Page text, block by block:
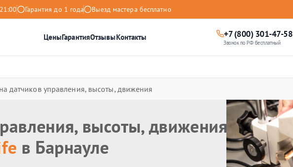
Гарантия до 1 года Выезд мастера бесплатно
ЦеныГарантияОтзывыКонтакты +7 (800) 301-47-58
Звонок по РФ бесплатный
датчиков управления, высоты, движения
высоты, движения
в Барнауле